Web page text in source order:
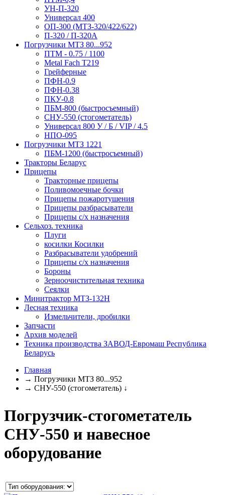
УН-П-320
Универсал 400
ОП-300 (МТЗ-320/422/622)
П-320 / П-320А
Погрузчики МТЗ 80...952
ПТМ - 0.75 / 1100
Metal Fach T219
Грейферные
ПФН-0.9
ПФН-0.38
ПКУ-0.8
ПБМ-800 (быстросъемный)
СНУ-550 (стогометатель)
Универсал 800 У / Б / VIP / 4.5
НПО-095
Погрузчики МТЗ 1221
ПБМ-1200 (быстросъемный)
Тракторы Беларус
Прицепы
Тракторные прицепы
Поливомоечные бочки
Прицепы пожаротушения
Прицепы разбрасыватели
Прицепы с/х назначения
Сельхоз. техника
Плуги
косилки Косилки
Разбрасыватели удобрений
Прицепы с/х назначения
Бороны
Зерноочистительная техника
Сеялки
Минитрактор МТЗ-132Н
Лесная техника
Измельчители, дробилки
Запчасти
Архив моделей
Техника производства ЗАВОД-Евромаш Республика
Беларусь
Главная
→ Погрузчики МТЗ 80...952
→ СНУ-550 (стогометатель) ↓
Погрузчик-стогометатель
СНУ-550 и навесное
оборудование